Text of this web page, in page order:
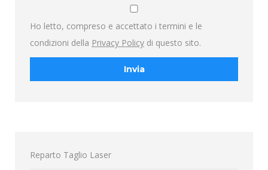
Ho letto, compreso e accettato i termini e le
condizioni della Privacy Policy di questo sito.
Reparto Taglio Laser